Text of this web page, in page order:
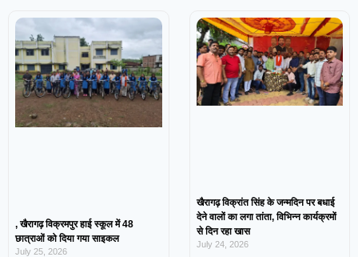
, खैरागढ़ विक्रमपुर हाई स्कूल में 48
छात्राओं को दिया गया साइकल
July 25, 2026
खैरागढ़ विक्रांत सिंह के जन्मदिन पर बधाई
देने वालों का लगा तांता, विभिन्न कार्यक्रमों
से दिन रहा खास
July 24, 2026